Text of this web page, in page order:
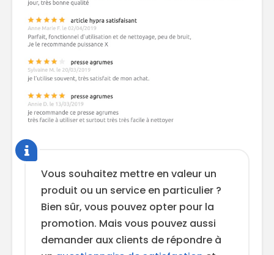
Vous souhaitez mettre en valeur un
produit ou un service en particulier ?
Bien sûr, vous pouvez opter pour la
promotion. Mais vous pouvez aussi
demander aux clients de répondre à